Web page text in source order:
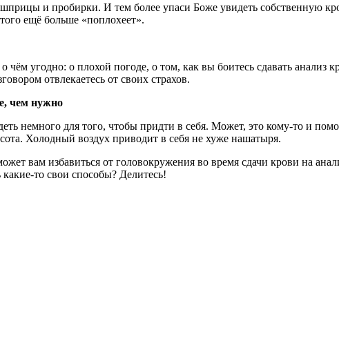
шприцы и пробирки. И тем более упаси Боже увидеть собственную
ещё больше «поплохеет».
чём угодно: о плохой погоде, о том, как вы боитесь сдавать
отвлекаетесь от своих страхов.
чем нужно
немного для того, чтобы придти в себя. Может, это кому-то и
Холодный воздух приводит в себя не хуже нашатыря.
вам избавиться от головокружения во время сдачи крови на
то свои способы? Делитесь!